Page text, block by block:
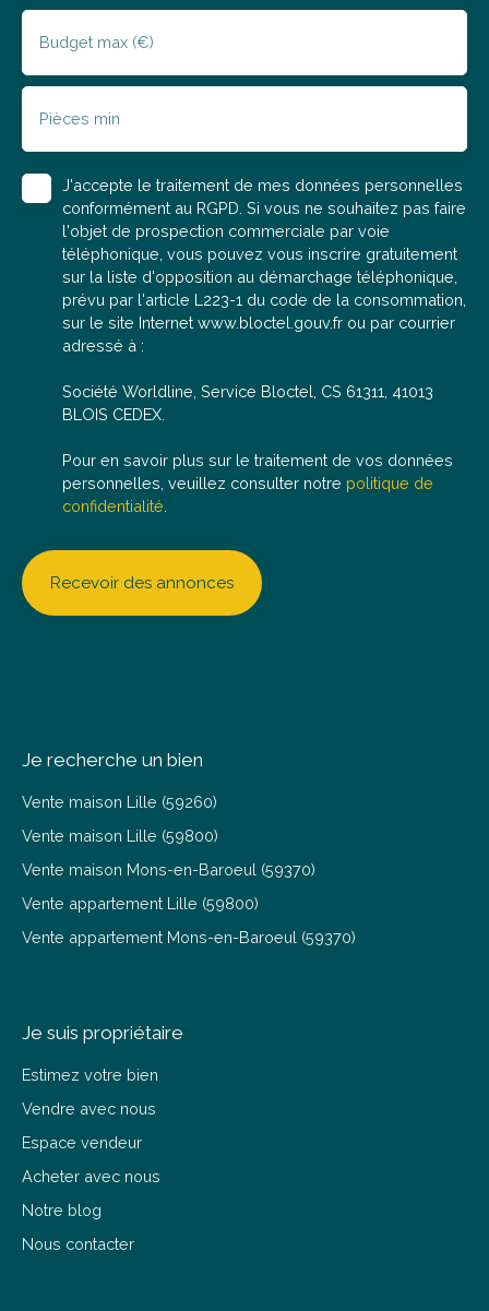
l’ambiance intimiste et chaleureusela possibilité
d’hôtesle garage et les nombreuses possibilités
d’aménagementla luminosité et les prestations
vente honoraires inclus : 399. 900€ HAIprix de vente
hors honoraires : 392. 000€ honoraires à la charge de
l’acquéreur : 7. 900€ L'agence C'EST POUR TON BIEN,
c'est LA meilleure solution de transaction immobilière.
Bénéficiez d'un accompagnement de A à Z avec nos
honoraires réduits en moyenne 2 à 3 fois moins cher
qu’une agence traditionnelle pour les mêmes services
! Pour toute demande d'information, envoyez nous un
mail sans oublier de nous communiquer votre numéro
rapidement. Alexandre, agent commercial en
immobilier (RSAC : 2023AC00075), se tient à votre
une visite ou réaliser une estimation offerte de votre
bien actuel.
Budget max (€)
Pièces min
J'accepte le traitement de mes données personnelles
conformément au RGPD. Si vous ne souhaitez pas faire
l'objet de prospection commerciale par voie
téléphonique, vous pouvez vous inscrire gratuitement
sur la liste d'opposition au démarchage téléphonique,
prévu par l'article L223-1 du code de la consommation,
sur le site Internet www.bloctel.gouv.fr ou par courrier
adressé à :
Société Worldline, Service Bloctel, CS 61311, 41013
BLOIS CEDEX.
Pour en savoir plus sur le traitement de vos données
personnelles, veuillez consulter notre politique de
confidentialité
Recevoir des annonces
Je recherche un bien
Vente maison Lille (59260)
Vente maison Lille (59800)
Vente maison Mons-en-Baroeul (59370)
Vente appartement Lille (59800)
Vente appartement Mons-en-Baroeul (59370)
Je suis propriétaire
Estimez votre bien
Vendre avec nous
Espace vendeur
Acheter avec nous
Notre blog
Nous contacter